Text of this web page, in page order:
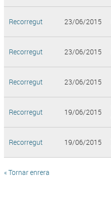
Recorregut 23/06/2015
Recorregut 23/06/2015
Recorregut 23/06/2015
Recorregut 19/06/2015
Recorregut 19/06/2015
« Tornar enrera